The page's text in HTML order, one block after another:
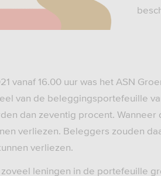
vanaf 16.00 uur was het ASN
van de beleggingsportefeuille
dan zeventig procent. Wanneer
verliezen. Beleggers zouden
verliezen.
leningen in de portefeuille